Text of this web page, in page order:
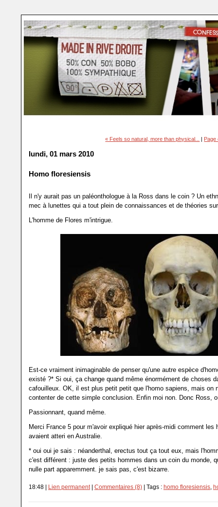
« Feels so natural, more than physical... | Page
lundi, 01 mars 2010
Homo floresiensis
Il n'y aurait pas un paléonthologue à la Ross dans le coin ? Un
mec à lunettes qui a tout plein de connaissances et de théories
L'homme de Flores m'intrigue.
Est-ce vraiment inimaginable de penser qu'une autre espèce
existé ?* Si oui, ça change quand même énormément de choses
cafouilleux. OK, il est plus petit petit que l'homo sapiens, mais on
contenter de cette simple conclusion. Enfin moi non. Donc Ross,
Passionnant, quand même.
Merci France 5 pour m'avoir expliqué hier après-midi comment les
avaient atteri en Australie.
* oui oui je sais : néanderthal, erectus tout ça tout eux, mais
c'est différent : juste des petits hommes dans un coin du monde,
nulle part apparemment. je sais pas, c'est bizarre.
18:48 | Lien permanent| Commentaires (8) | Tags : homo floresiensis,